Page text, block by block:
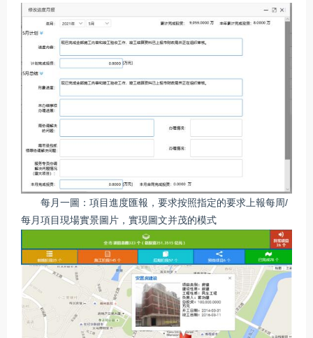
每月一圖：項目進度匯報，要求按照指定的要求上報每周/
每月項目現場實景圖片，實現圖文并茂的模式